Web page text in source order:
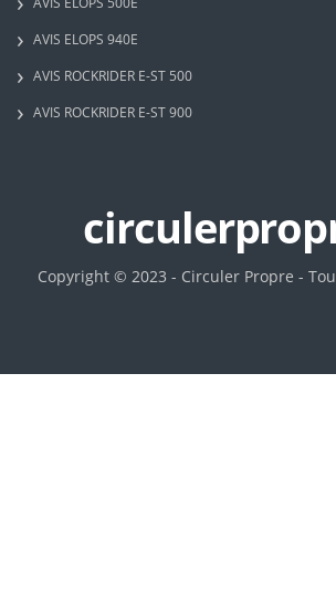
AVIS ELOPS 940E
AVIS ROCKRIDER E-ST 500
AVIS ROCKRIDER E-ST 900
Copyright © 2023 - Circuler Propre -